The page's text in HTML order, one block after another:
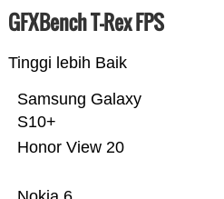
GFXBench T-Rex FPS
Tinggi lebih Baik
Honor View 20
Samsung Galaxy
S10+